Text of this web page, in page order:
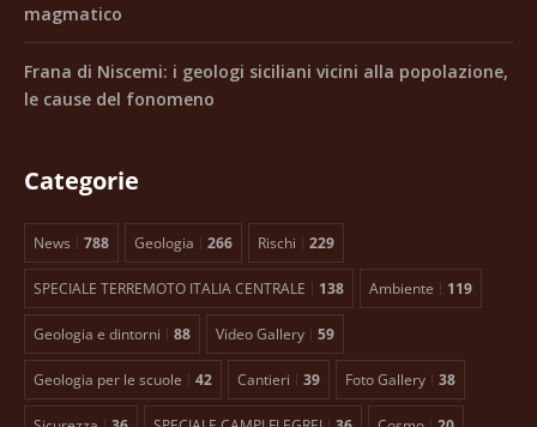
magmatico
Frana di Niscemi: i geologi siciliani vicini alla popolazione,
le cause del fonomeno
Categorie
News 788 Geologia 266 Rischi 229
SPECIALE TERREMOTO ITALIA CENTRALE 138 Ambiente 119
Geologia e dintorni 88 Video Gallery 59
Geologia per le scuole 42 Cantieri 39 Foto Gallery 38